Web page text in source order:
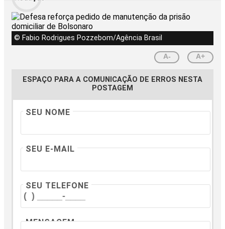
© Fabio Rodrigues Pozzebom/Agência Brasil
A- A+
ESPAÇO PARA A COMUNICAÇÃO DE ERROS NESTA
POSTAGEM
SEU NOME
SEU E-MAIL
SEU TELEFONE
MENSAGEM